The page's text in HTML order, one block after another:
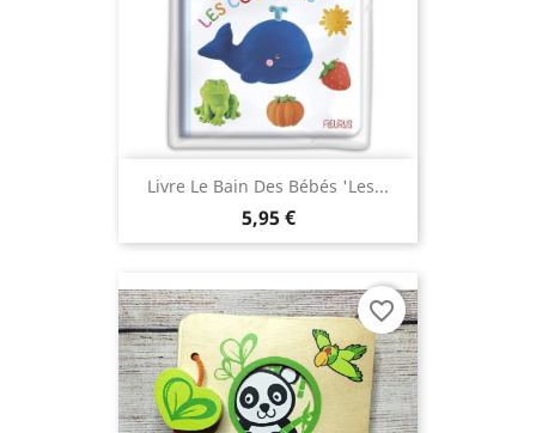
Livre Le Bain Des Bébés 'Les...
5,95 €
favorite_border